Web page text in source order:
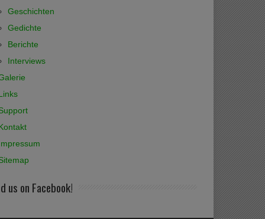
Geschichten
Gedichte
Berichte
Interviews
us on Facebook!